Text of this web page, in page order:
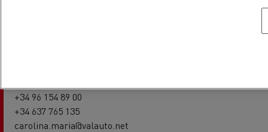
+34 96 154 89 00
+34 637 765 135
carolina.maria@valauto.net